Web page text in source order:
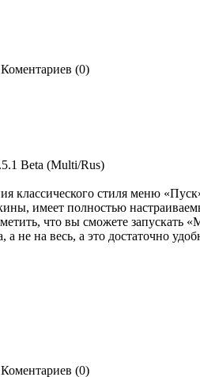
(0)
классического стиля меню
имеет полностью
что вы сможете запускать
не на весь, а это достаточно
(0)